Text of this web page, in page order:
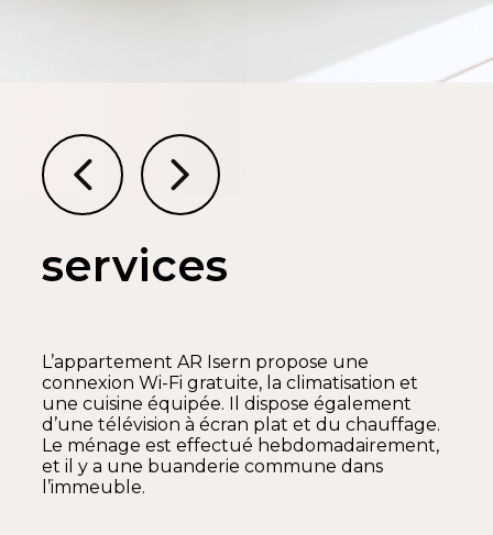
services
L’appartement AR Isern propose une
connexion Wi-Fi gratuite, la climatisation et
une cuisine équipée. Il dispose également
d’une télévision à écran plat et du chauffage.
Le ménage est effectué hebdomadairement,
et il y a une buanderie commune dans
l’immeuble.